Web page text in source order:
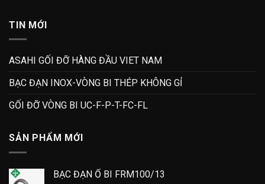
TIN MỚI
ASAHI GỐI ĐỠ HÀNG ĐẦU VIET NAM
BẠC ĐẠN INOX-VÒNG BI THÉP KHÔNG GỈ
GỐI ĐỠ VÒNG BI UC-F-P-T-FC-FL
SẢN PHẨM MỚI
BẠC ĐẠN Ổ BI FRM100/13